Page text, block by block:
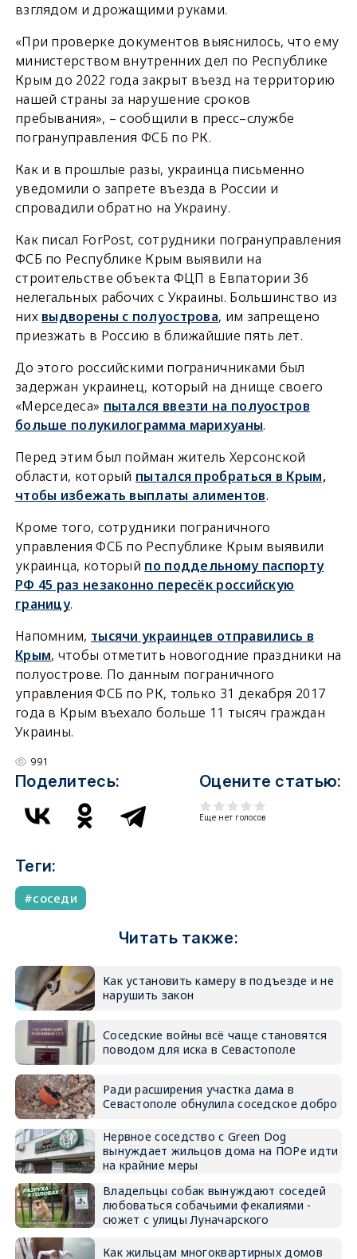
взглядом и дрожащими руками.
«При проверке документов выяснилось, что ему
министерством внутренних дел по Республике
Крым до 2022 года закрыт въезд на территорию
нашей страны за нарушение сроков
пребывания», – сообщили в пресс–службе
погрануправления ФСБ по РК.
Как и в прошлые разы, украинца письменно
уведомили о запрете въезда в России и
спровадили обратно на Украину.
Как писал ForPost, сотрудники погрануправления
ФСБ по Республике Крым выявили на
строительстве объекта ФЦП в Евпатории 36
нелегальных рабочих с Украины. Большинство из
них выдворены с полуострова, им запрещено
приезжать в Россию в ближайшие пять лет.
До этого российскими пограничниками был
задержан украинец, который на днище своего
«Мерседеса» пытался ввезти на полуостров
больше полукилограмма марихуаны.
Перед этим был пойман житель Херсонской
области, который пытался пробраться в Крым,
чтобы избежать выплаты алиментов.
Кроме того, сотрудники пограничного
управления ФСБ по Республике Крым выявили
украинца, который по поддельному паспорту
РФ 45 раз незаконно пересёк российскую
границу.
Напомним, тысячи украинцев отправились в
Крым, чтобы отметить новогодние праздники на
полуострове. По данным пограничного
управления ФСБ по РК, только 31 декабря 2017
года в Крым въехало больше 11 тысяч граждан
Украины.
991
Поделитесь: Оцените статью:
Еще нет голосов
Теги:
соседи
Читать также:
Как установить камеру в подъезде и не
нарушить закон
Соседские войны всё чаще становятся
поводом для иска в Севастополе
Ради расширения участка дама в
Севастополе обнулила соседское добро
Нервное соседство с Green Dog
вынуждает жильцов дома на ПОРе идти
на крайние меры
Владельцы собак вынуждают соседей
любоваться собачьими фекалиями -
сюжет с улицы Луначарского
Как жильцам многоквартирных домов